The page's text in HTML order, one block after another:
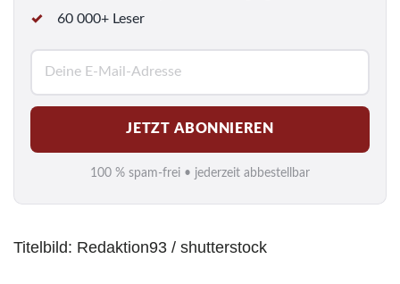
60 000+ Leser
M
a
i
l
*
JETZT ABONNIEREN
100 % spam-frei • jederzeit abbestellbar
Titelbild: Redaktion93 / shutterstock